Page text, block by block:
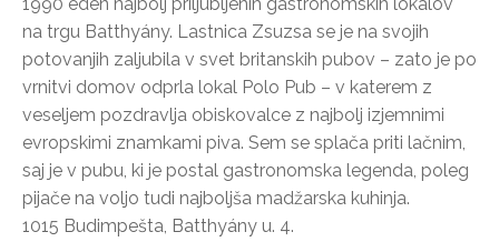
na trgu Batthyány. Lastnica Zsuzsa se je na svojih
potovanjih zaljubila v svet britanskih pubov – zato je po
vrnitvi domov odprla lokal Polo Pub – v katerem z
veseljem pozdravlja obiskovalce z najbolj izjemnimi
evropskimi znamkami piva. Sem se splača priti lačnim,
saj je v pubu, ki je postal gastronomska legenda, poleg
pijače na voljo tudi najboljša madžarska kuhinja.
1015 Budimpešta, Batthyány u. 4.